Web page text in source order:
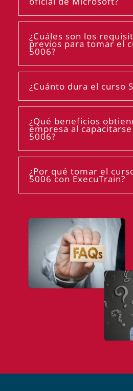
¿Cuáles son los
previos para tomar el
5006?
¿Cuánto dura el curso
¿Qué beneficios
empresa al capacitarse
5006?
¿Por qué tomar el
5006 con ExecuTrain?